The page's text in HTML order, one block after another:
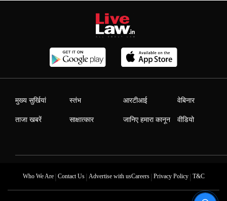
मुख्य सुर्खियां
ताजा खबरें
स्तंभ
साक्षात्कार
आरटीआई
जानिए हमारा कानून
वेबिनार
वीडियो
Who We Are| Contact Us| Advertise with usCareers| Privacy Policy| T&C